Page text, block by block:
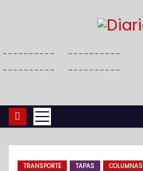
t
a
a
----------
----------
----------
----------
TRANSPORTE TAPAS COLUMNAS